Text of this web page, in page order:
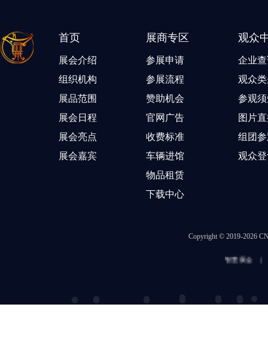
首页
展会介绍
组织机构
展品范围
展会日程
展会亮点
展会嘉宾
展商专区
参展申请
参展流程
赞助机会
官网广告
收费标准
车辆进馆
物品租赁
下载中心
观众
企业
观众
参观
图片
组团
观众
Copyright © 2019-2026
智慧展会 | 冒菜